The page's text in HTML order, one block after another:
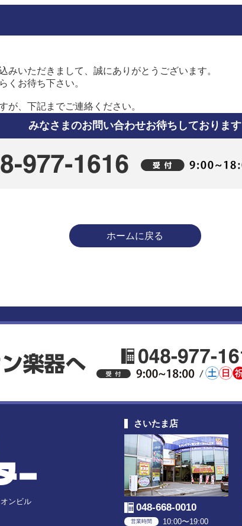
みいただきまして、誠にありがとうございます。
くお待ち下さい。
が、下記までご連絡ください。
みなさまのお問い合わせお待ちしております
ホームに戻る
ンビル
さいたま店
048-668-0010
営業時間 10:00〜19:00